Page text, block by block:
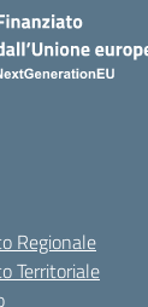
Regionale
Territoriale